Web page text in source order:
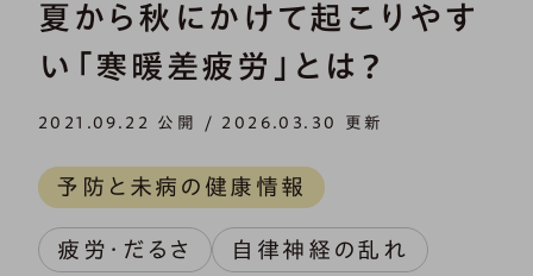
夏から秋にかけて起こりやす
い「寒暖差疲労」とは？
2021.09.22 公開 / 2026.03.30 更新
予防と未病の健康情報
疲労・だるさ 自律神経の乱れ